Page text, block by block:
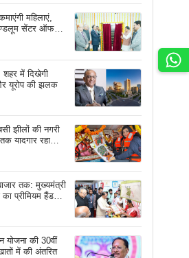
महिलाएं,
सेंटर ऑफ
शहर में दिखेगी
यूरोप की झलक
झीलों की नगरी
यादगार रहा
तक: मुख्यमंत्री
प्रीमियम हैंडलूम
योजना की 30वीं
में की अंतरित